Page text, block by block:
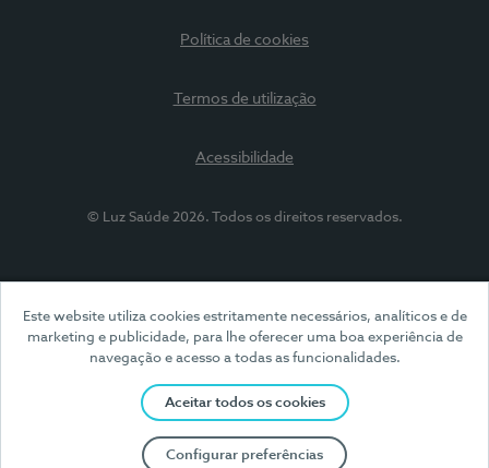
Este website utiliza cookies estritamente necessários, analíticos e de
marketing e publicidade, para lhe oferecer uma boa experiência de
navegação e acesso a todas as funcionalidades.
Aceitar todos os cookies
Configurar preferências
Política de cookies
Termos de utilização
Acessibilidade
© Luz Saúde 2026. Todos os direitos reservados.